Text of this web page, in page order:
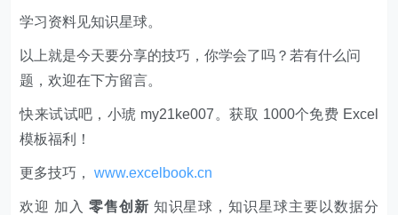
学习资料见知识星球。
以上就是今天要分享的技巧，你学会了吗？若有什么问
题，欢迎在下方留言。
快来试试吧，小琥 my21ke007。获取 1000个免费 Excel
模板福利​​​​！
更多技巧，www.excelbook.cn
欢迎 加入 零售创新 知识星球，知识星球主要以数据分